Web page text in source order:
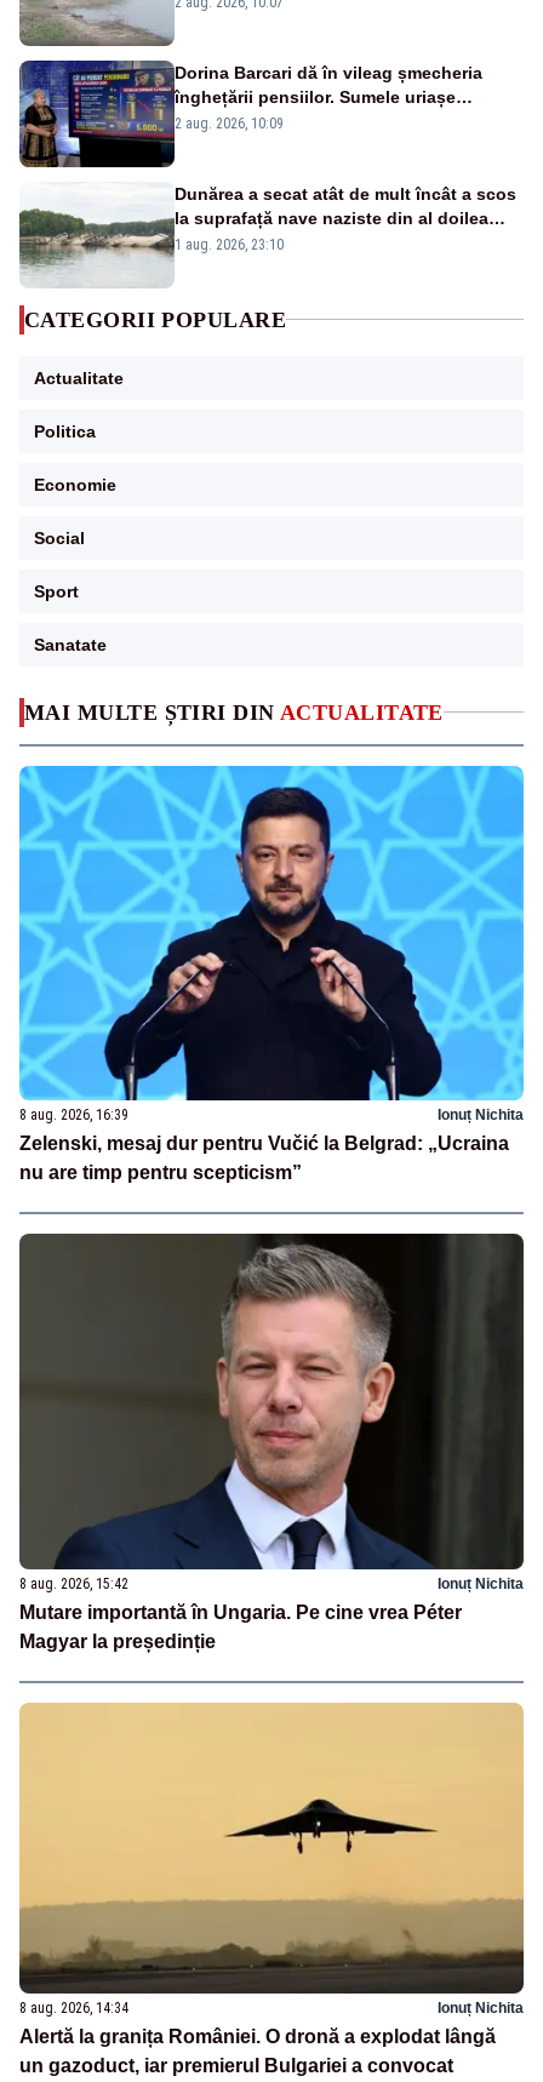
MAI MULTE ȘTIRI DIN ACTUALITATE
8 aug. 2026, 16:39 Ionuț Nichita
Zelenski, mesaj dur pentru Vučić la Belgrad: „Ucraina
nu are timp pentru scepticism”
8 aug. 2026, 15:42 Ionuț Nichita
Mutare importantă în Ungaria. Pe cine vrea Péter
Magyar la președinție
8 aug. 2026, 14:34 Ionuț Nichita
Alertă la granița României. O dronă a explodat lângă
un gazoduct, iar premierul Bulgariei a convocat
Dorina Barcari dă în vileag șmecheria
înghețării pensiilor. Sumele uriașe
pierdute de fiecare român
2 aug. 2026, 10:09
Dunărea a secat atât de mult încât a scos
la suprafață nave naziste din al doilea
război mondial
1 aug. 2026, 23:10
CATEGORII POPULARE
Actualitate
Politica
Economie
Social
Sport
Sanatate